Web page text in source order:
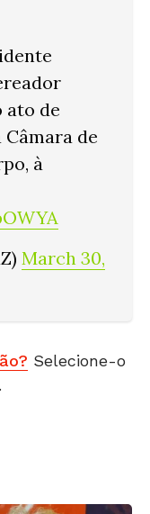
ato de
de
à
March 30,
Selecione-o
.